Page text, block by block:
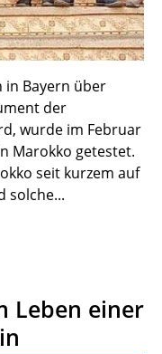
in Bayern über
der
wurde im Februar
Marokko getestet.
seit kurzem auf
solche...
Leben einer